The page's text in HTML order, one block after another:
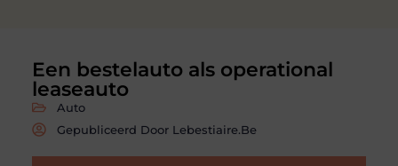
Een bestelauto als operational
leaseauto
Auto
Gepubliceerd Door Lebestiaire.be